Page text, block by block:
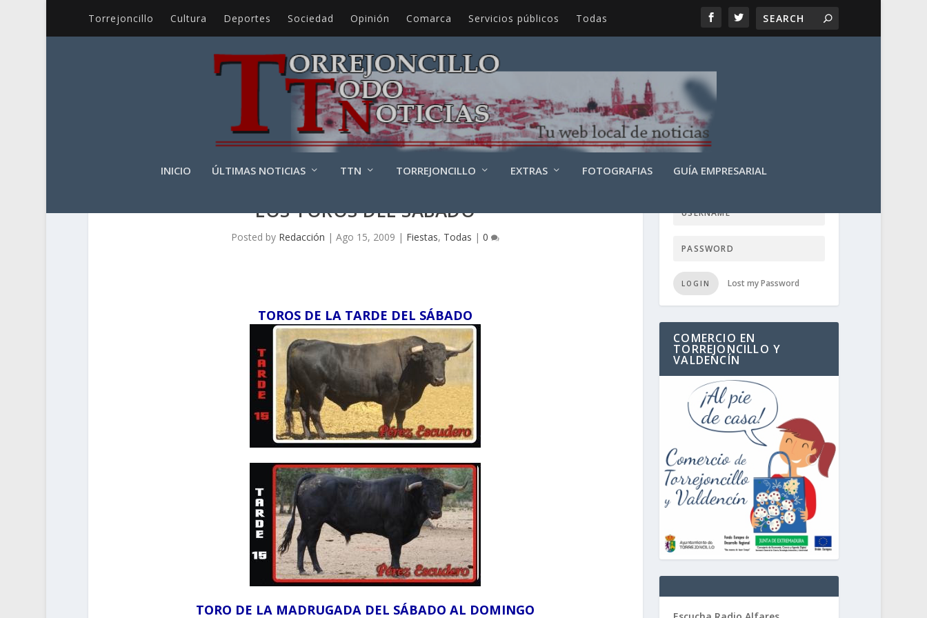
Torrejoncillo Cultura Deportes Sociedad Opinión Comarca Servicios públicos Todas
INICIO ÚLTIMAS NOTICIAS TTN TORREJONCILLO EXTRAS FOTOGRAFIAS GUÍA EMPRESARIAL
LOS TOROS DEL SÁBADO
Posted by Redacción |Ago 15, 2009 | Fiestas, Todas |0
TOROS DE LA TARDE DEL SÁBADO
TORO DE LA MADRUGADA DEL SÁBADO AL DOMINGO
LOGIN USER TTN
LOGIN Lost my Password
COMERCIO EN
TORREJONCILLO Y
VALDENCÍN